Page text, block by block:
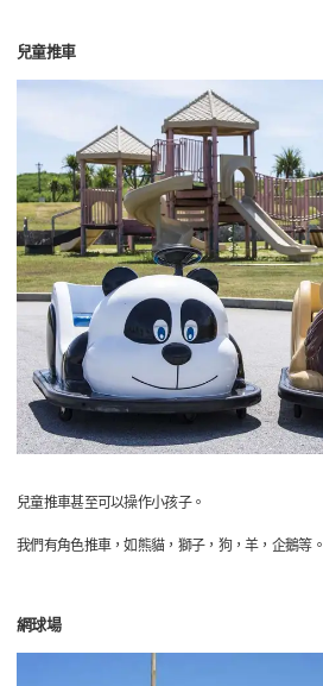
兒童推車
兒童推車甚至可以操作小孩子。
我們有角色推車，如熊貓，獅子，狗，羊，企鵝等。
網球場